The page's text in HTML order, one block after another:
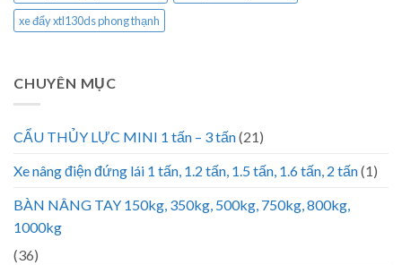
xe đẩy xtl130ds phong thạnh
CHUYÊN MỤC
CẨU THỦY LỰC MINI 1 tấn – 3 tấn(21)
Xe nâng điện đứng lái 1 tấn, 1.2 tấn, 1.5 tấn, 1.6 tấn, 2 tấn(1)
BÀN NÂNG TAY 150kg, 350kg, 500kg, 750kg, 800kg,
1000kg
(36)